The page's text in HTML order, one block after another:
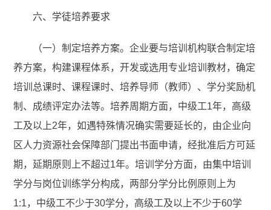
六、学徒培养要求
（一）制定培养方案。企业要与培训机构联合制定培
养方案，构建课程体系，开发或选用专业培训教材，确定
培训总课时、课程课时、培养导师（教师）、学分奖励机
制、成绩评定办法等。培养周期方面，中级工1年，高级
工及以上2年，如遇特殊情况确实需要延长的，由企业向
区人力资源社会保障部门提出书面申请，经批准后方可延
期，延期原则上不超过1年。培训学分方面，由集中培训
学分与岗位训练学分构成，两部分学分比例原则上为
1:1，中级工不少于30学分，高级工及以上不少于60学